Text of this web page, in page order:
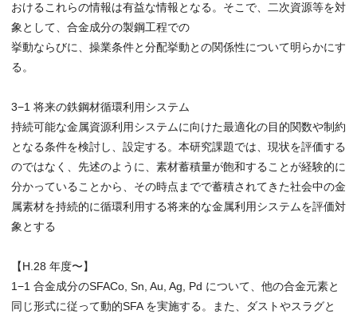
おけるこれらの情報は有益な情報となる。そこで、二次資源等を対
象として、合金成分の製鋼工程での
挙動ならびに、操業条件と分配挙動との関係性について明らかにす
る。
3−1 将来の鉄鋼材循環利用システム
持続可能な金属資源利用システムに向けた最適化の目的関数や制約
となる条件を検討し、設定する。本研究課題では、現状を評価する
のではなく、先述のように、素材蓄積量が飽和することが経験的に
分かっていることから、その時点までで蓄積されてきた社会中の金
属素材を持続的に循環利用する将来的な金属利用システムを評価対
象とする
【H.28 年度〜】
1−1 合金成分のSFACo, Sn, Au, Ag, Pd について、他の合金元素と
同じ形式に従って動的SFA を実施する。また、ダストやスラグと